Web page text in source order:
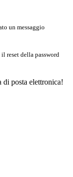
un messaggio
reset della password
di posta elettronica!